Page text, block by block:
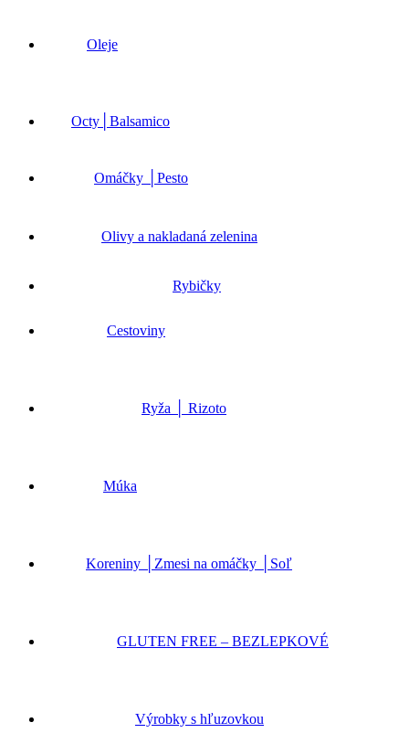
Oleje
Octy│Balsamico
Omáčky │Pesto
Olivy a nakladaná zelenina
Rybičky
Cestoviny
Ryža │ Rizoto
Múka
Koreniny │Zmesi na omáčky │Soľ
GLUTEN FREE – BEZLEPKOVÉ
Výrobky s hľuzovkou